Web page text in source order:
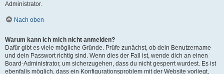
Administrator.
Nach oben
Warum kann ich mich nicht anmelden?
Dafür gibt es viele mögliche Gründe. Prüfe zunächst, ob dein Benutzername
und dein Passwort richtig sind. Wenn dies der Fall ist, wende dich an einen
Board-Administrator, um sicherzugehen, dass du nicht gesperrt wurdest. Es ist
ebenfalls möglich, dass ein Konfigurationsproblem mit der Website vorliegt,